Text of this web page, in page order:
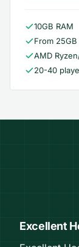
10GB RAM
From
AMD
20-40
Excellent